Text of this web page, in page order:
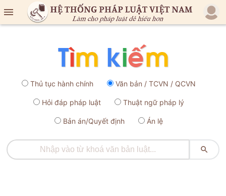

Thủ tục hành chính Văn bản / TCVN / QCVN
Hỏi đáp pháp luật Thuật ngữ pháp lý
Bản án/Quyết định Án lệ
